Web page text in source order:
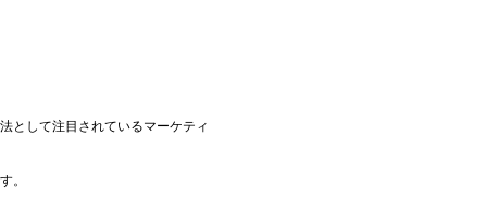
として注目されているマーケティ
。